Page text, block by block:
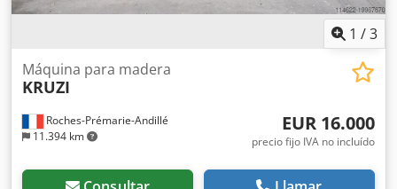
1 /3
Roches-Prémarie-Andillé
11.394 km
Máquina para madera
KRUZI
EUR 16.000
precio fijo IVA no incluído